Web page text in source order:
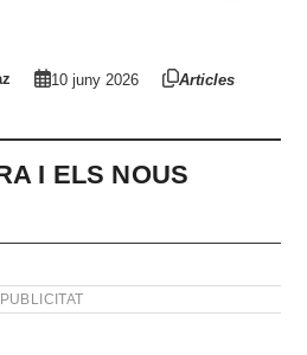
10 juny 2026 Articles
I ELS NOUS
PUBLICITAT